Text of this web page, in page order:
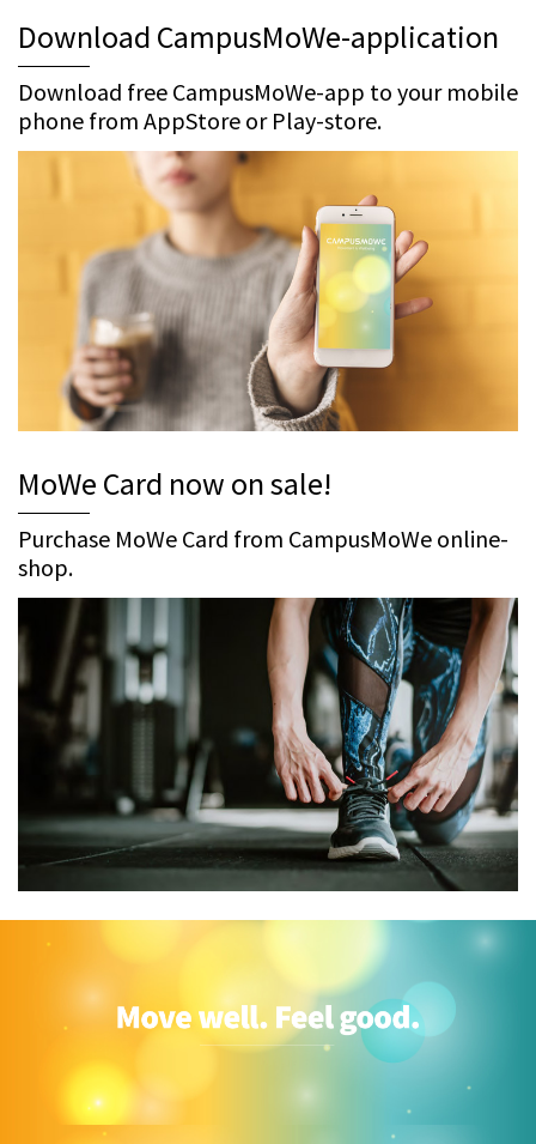
Download CampusMoWe-application
Download free CampusMoWe-app to your mobile
phone from AppStore or Play-store.
MoWe Card now on sale!
Purchase MoWe Card from CampusMoWe online-
shop.